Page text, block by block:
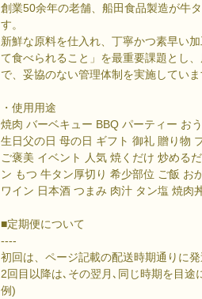
創業50余年の老舗、船田食品製造が牛
す。
新鮮な原料を仕入れ、丁寧かつ素早い
て食べられること」を最重要課題とし
で、妥協のない管理体制を実施していま
・使用用途
焼肉 バーベキュー BBQ パーティー お
生日父の日 母の日 ギフト 御礼 贈り物
ご褒美 イベント 人気 焼くだけ 炒める
ン もつ 牛タン厚切り 希少部位 ご飯 お
ワイン 日本酒 つまみ 肉汁 タン塩 焼肉
■定期便について
----
初回は、ページ記載の配送時期通りに発
2回目以降は､その翌月､同じ時期を目途
例)